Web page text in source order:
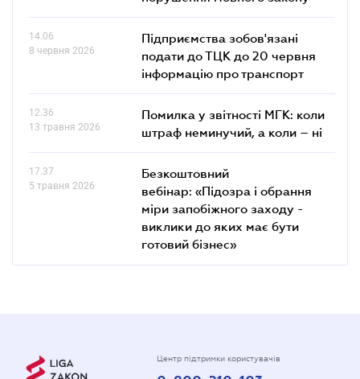
14.06
8 червня 2026
Підприємства зобов'язані
подати до ТЦК до 20 червня
інформацію про транспорт
12.36
13 травня 2026
Помилка у звітності МГК: коли
штраф неминучий, а коли – ні
17.37
5 травня 2026
Безкоштовний
вебінар: «Підозра і обрання
міри запобіжного заходу -
виклики до яких має бути
готовий бізнес»
Центр підтримки користувачів